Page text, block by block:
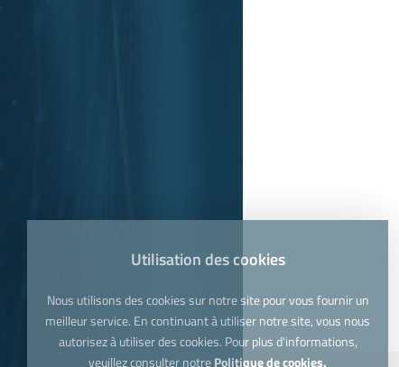
Utilisation des cookies
Nous utilisons des cookies sur notre site pour vous fournir un
meilleur service. En continuant à utiliser notre site, vous nous
autorisez à utiliser des cookies. Pour plus d'informations,
veuillez consulter notrePolitique de cookies.